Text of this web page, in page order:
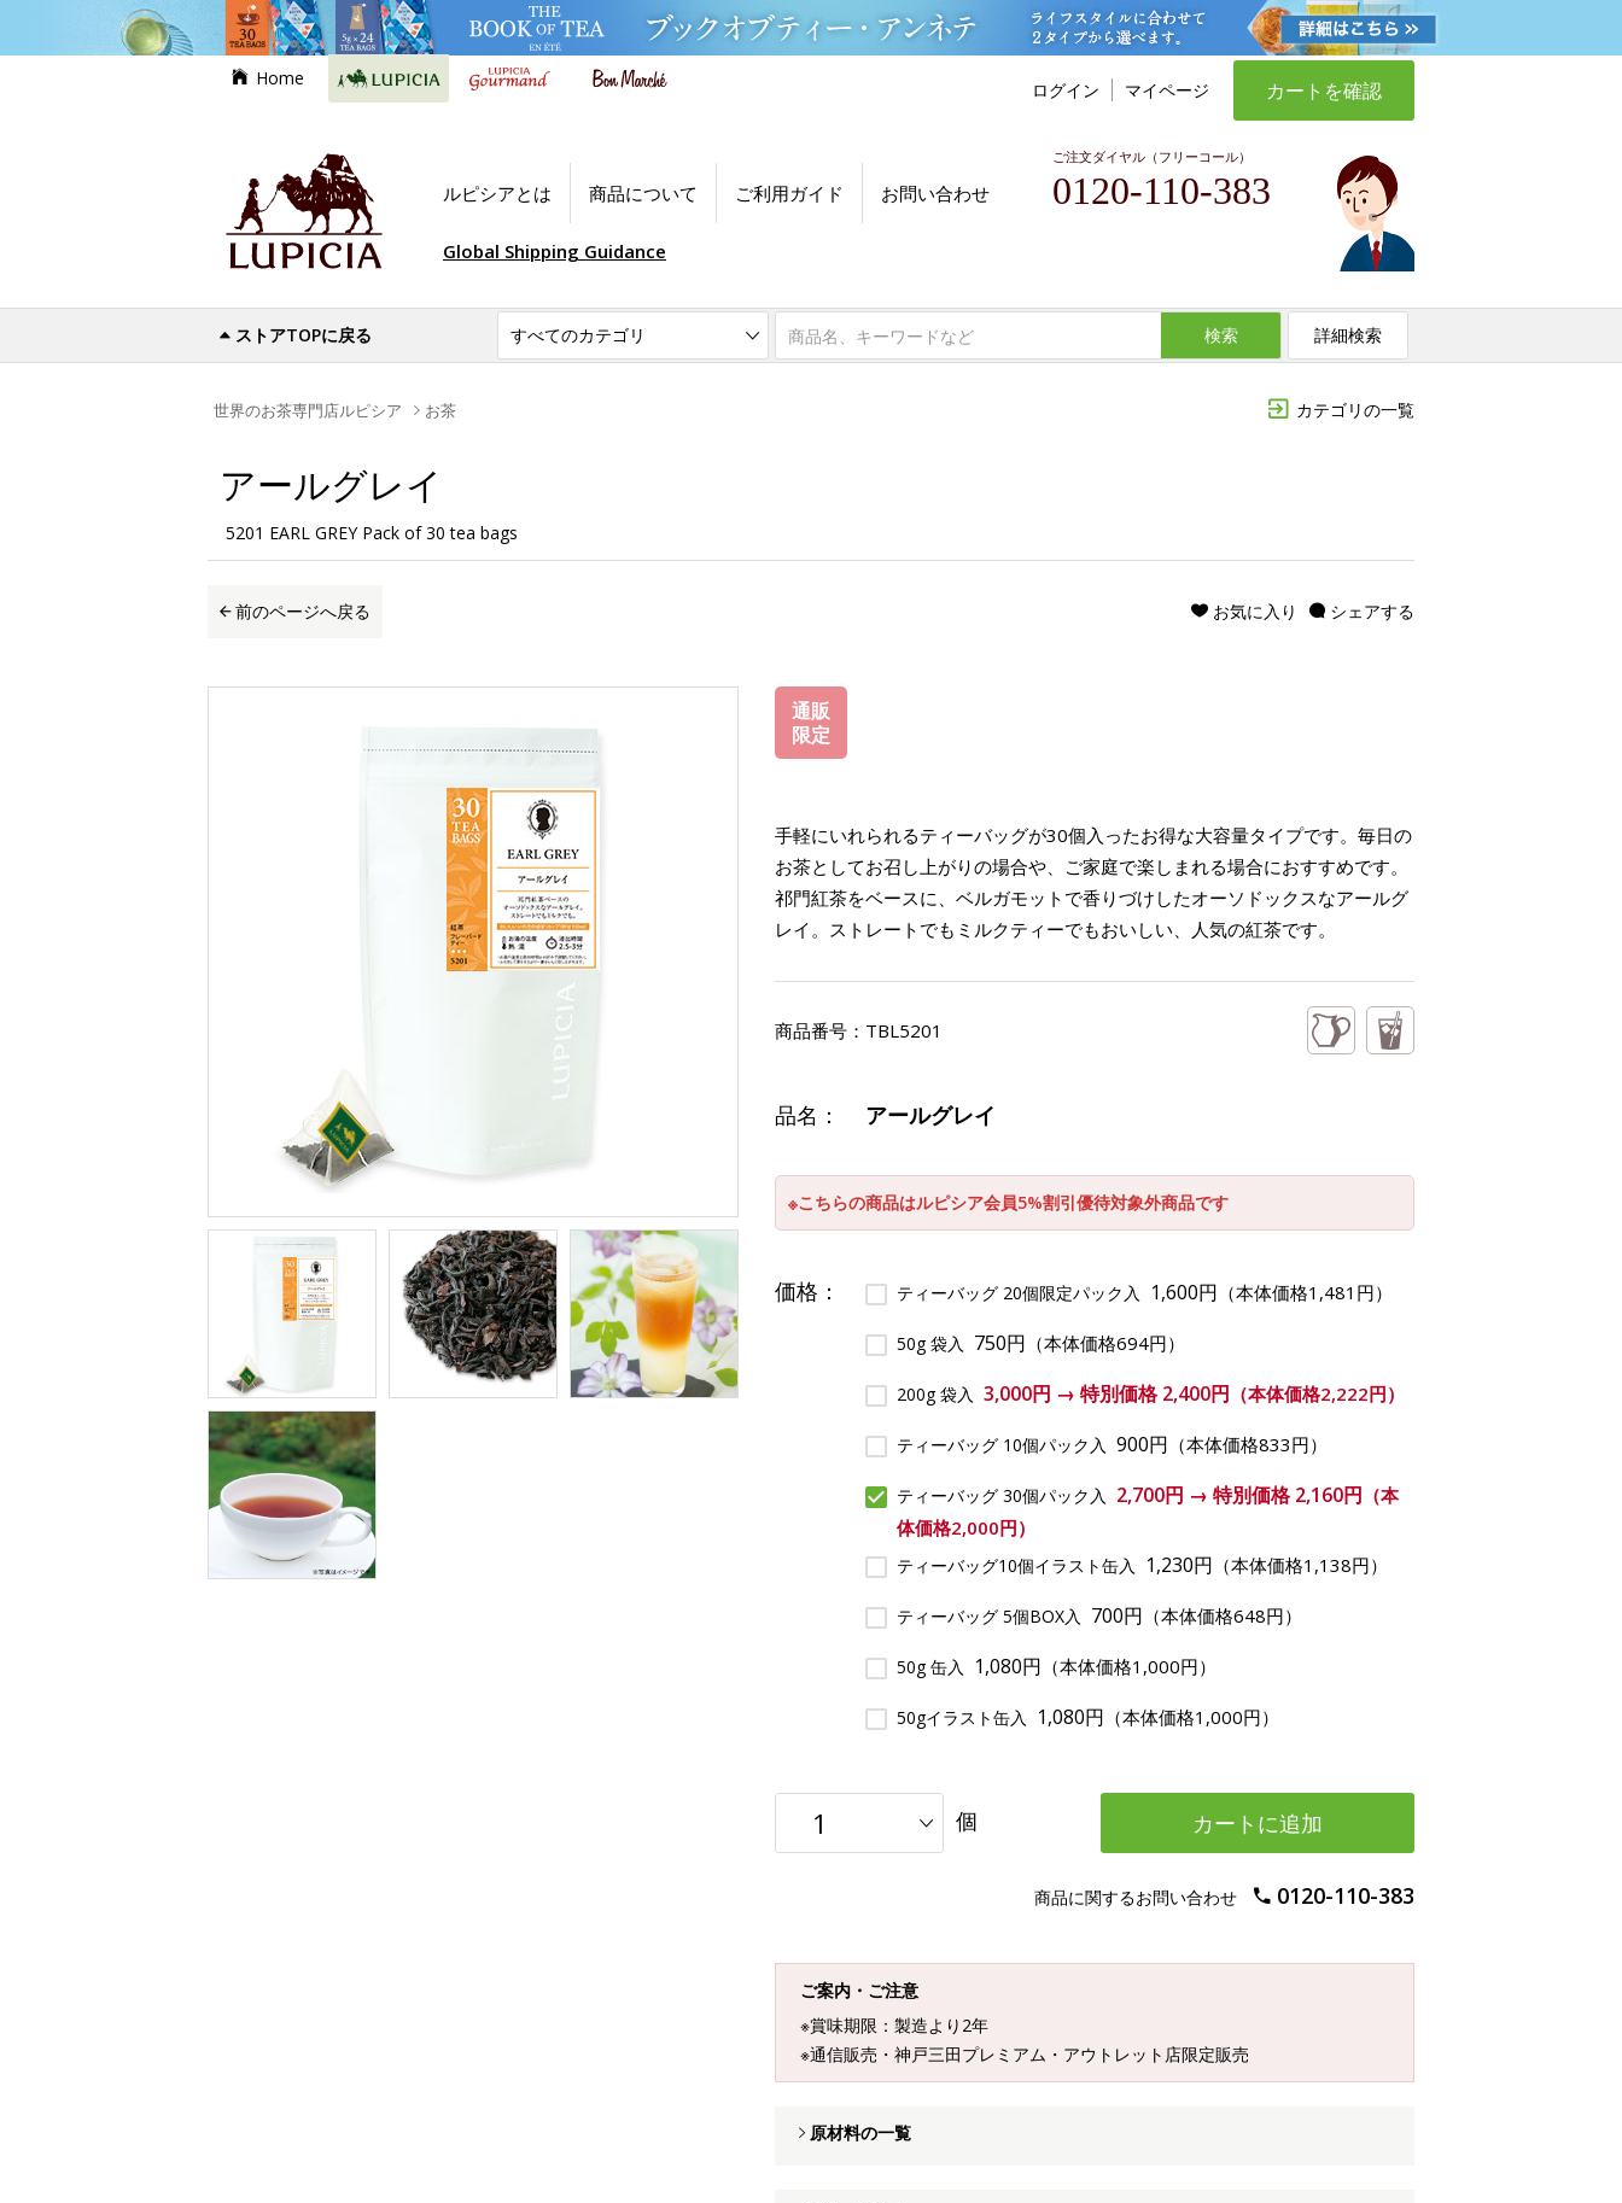
Home
ログイン マイページ カートを確認
ルピシアとは 商品について ご利用ガイド お問い合わせ
ご注文ダイヤル（フリーコール）
0120-110-383
Global Shipping Guidance
ストアTOPに戻る 検索 詳細検索
カテゴリの一覧
世界のお茶専門店ルピシア お茶
アールグレイ
5201 EARL GREY Pack of 30 tea bags
前のページへ戻る シェアする
お気に入り
通販
限定
手軽にいれられるティーバッグが30個入ったお得な大容量タイプです。毎日の
お茶としてお召し上がりの場合や、ご家庭で楽しまれる場合におすすめです。
祁門紅茶をベースに、ベルガモットで香りづけしたオーソドックスなアールグ
レイ。ストレートでもミルクティーでもおいしい、人気の紅茶です。
商品番号： TBL5201
品名： アールグレイ
※こちらの商品はルピシア会員5%割引優待対象外商品です
価格： ティーバッグ 20個限定パック入 1,600円 （本体価格1,481円）
50g 袋入 750円 （本体価格694円）
200g 袋入 3,000円 → 特別価格2,400円 （本体価格2,222円）
ティーバッグ 10個パック入 900円 （本体価格833円）
ティーバッグ 30個パック入 2,700円 → 特別価格2,160円 （本
体価格2,000円）
ティーバッグ10個イラスト缶入 1,230円 （本体価格1,138円）
ティーバッグ 5個BOX入 700円 （本体価格648円）
50g 缶入 1,080円 （本体価格1,000円）
50gイラスト缶入 1,080円 （本体価格1,000円）
個 カートに追加
商品に関するお問い合わせ 0120-110-383
ご案内・ご注意
※賞味期限：製造より2年
※通信販売・神戸三田プレミアム・アウトレット店限定販売
原材料の一覧